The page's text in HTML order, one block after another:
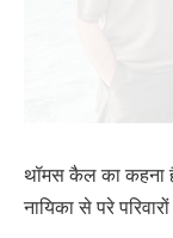
थॉमस कैल का कहना
नायिका से परे